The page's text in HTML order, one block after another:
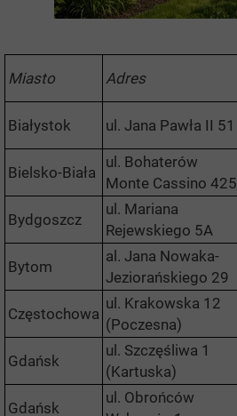
Miasto Adres
Białystok ul. Jana Pawła II 51
Bielsko-Biała
ul. Bohaterów
Monte Cassino 425
Bydgoszcz
ul. Mariana
Rejewskiego 5A
Bytom
al. Jana Nowaka-
Jeziorańskiego 29
Częstochowa
ul. Krakowska 12
(Poczesna)
Gdańsk
ul. Szczęśliwa 1
(Kartuska)
Gdańsk
ul. Obrońców